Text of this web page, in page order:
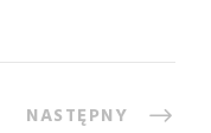
NASTĘPNY